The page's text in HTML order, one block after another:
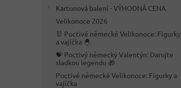
Kartonová balení - VÝHODNÁ CENA
Velikonoce 2026
🐰 Poctivé německé Velikonoce: Figurky
a vajíčka 🐣
💝 Poctivý německý Valentýn: Darujte
sladkou legendu 🎁
Poctivé německé Velikonoce: Figurky a
vajíčka